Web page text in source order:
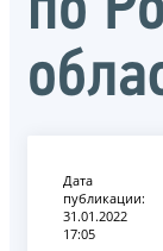
Дата
публикации:
31.01.2022
17:05